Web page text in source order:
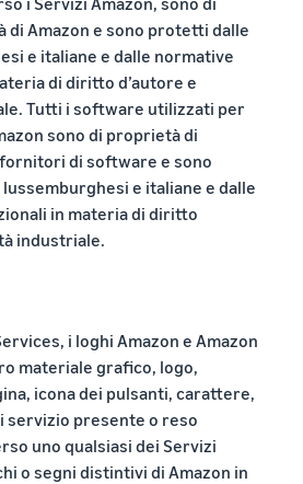
di Amazon e sono protetti dalle
e italiane e dalle normative
di diritto d’autore e
Tutti i software utilizzati per
sono di proprietà di
di software e sono
e italiane e dalle
in materia di diritto
industriale.
i loghi Amazon e Amazon
materiale grafico, logo,
icona dei pulsanti, carattere,
servizio presente o reso
uno qualsiasi dei Servizi
o segni distintivi di Amazon in